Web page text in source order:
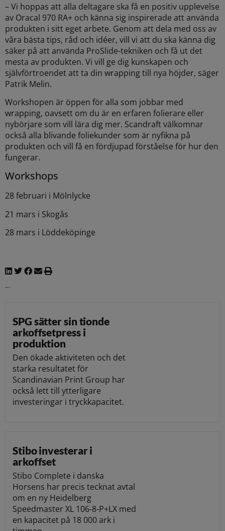
– Vi hoppas att alla deltagare ska få en positiv upplevelse
av Oracal 970 RA+ och känna sig inspirerade att använda
produkten i sitt eget arbete. Genom att dela med oss av
våra bästa tips, råd och idéer, vill vi att du ska känna dig
säker på att använda ProSlide-tekniken och få ut det
mesta av produkten. Vi vill ge dig kunskapen och
självförtroendet att ta din wrapping till nya höjder, säger
Patrik Melin.
Workshopen är öppen för alla som jobbar med
wrapping, oavsett om du är en erfaren folierare eller
nybörjare som vill lära dig mer. Scandraft välkomnar
också alla blivande foliekunder som är nyfikna på
produkten och vill få en fördjupad förståelse för hur den
fungerar.
Workshops
28 februari i Mölnlycke
21 mars i Skogås
28 mars i Löddeköpinge
Senaste nytt
SPG sätter sin tionde
arkoffsetpress i
produktion
Den ökade aktiviteten och det
starka resultatet för
Scandinavian Print Group har
också lett till ytterligare
investeringar i tryckkapacitet.
Stibo investerar i
arkoffset
Stibo Complete i danska
Horsens har precis tecknat avtal
om en ny Heidelberg
Speedmaster XL 106-8-P+LX med
en kapacitet på 18 000 ark i